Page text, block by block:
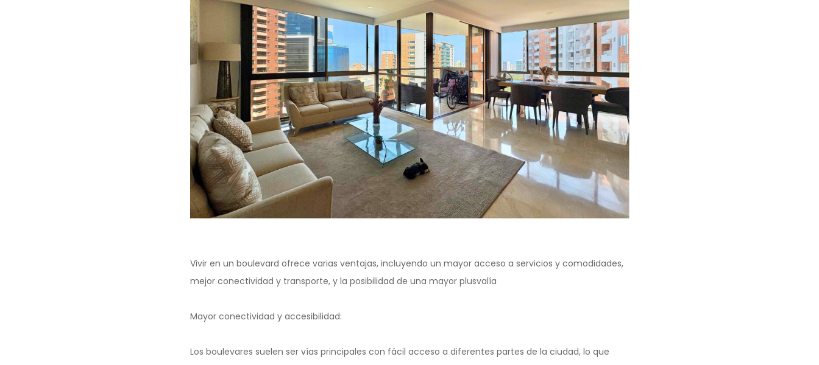
Vivir en un boulevard ofrece varias ventajas, incluyendo un mayor acceso a servicios y comodidades,
mejor conectividad y transporte, y la posibilidad de una mayor plusvalía
Mayor conectividad y accesibilidad:
Los boulevares suelen ser vías principales con fácil acceso a diferentes partes de la ciudad, lo que